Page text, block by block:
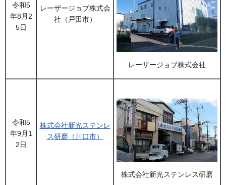
令和5
年8月2
5日
レーザージョブ株式会
社（戸田市）
レーザージョブ株式会社
令和5
年9月1
2日
株式会社新光ステンレ
ス研磨（川口市）
株式会社新光ステンレス研磨